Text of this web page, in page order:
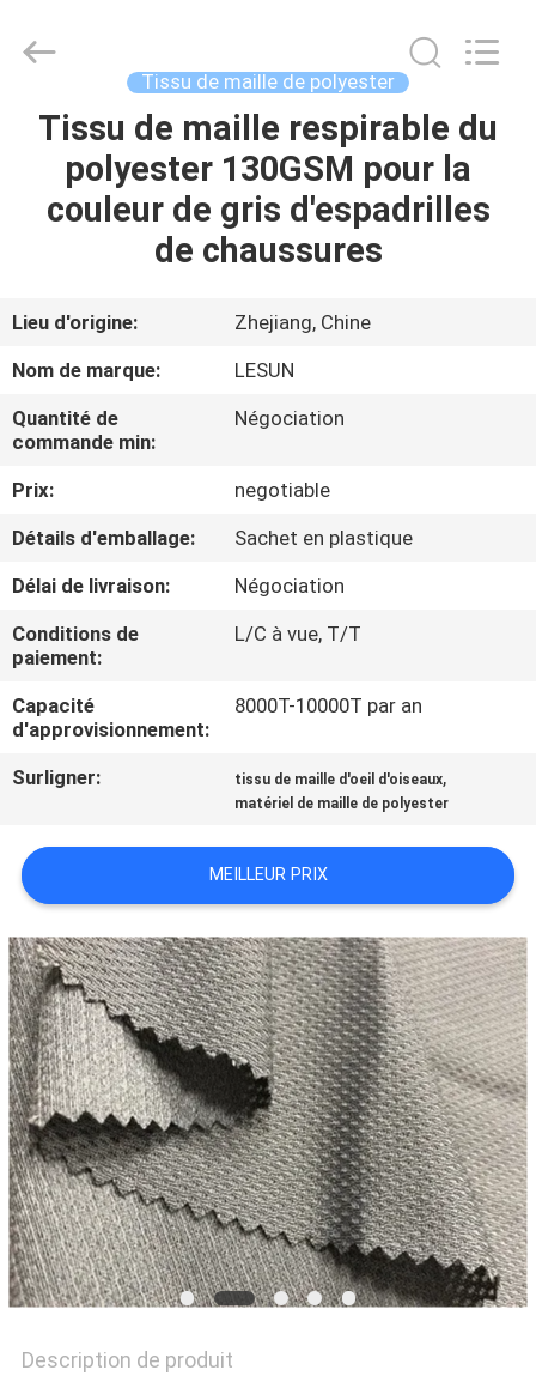
MAISON
PRODUITS
SUJET
DE
NOUS
VISITE
D'USINE
CONTRÔLE
DE
QUALITÉ
CONTACTEZ-
NOUS
NOUVELLES
DEMANDEZ
UNE
CITATION
PLAN
DU
SITE
PRIVACY
POLICY
Textile
Technology
Tissu de maille de polyester
Tissu de maille respirable du
polyester 130GSM pour la
couleur de gris d'espadrilles
de chaussures
Lieu d'origine:
Zhejiang, Chine
Nom de marque:
LESUN
Quantité de
commande min:
Négociation
Prix:
negotiable
Détails d'emballage:
Sachet en plastique
Délai de livraison:
Négociation
Conditions de
paiement:
L/C à vue, T/T
Capacité
d'approvisionnement:
8000T-10000T par an
Surligner: tissu de maille d'oeil d'oiseaux,
matériel de maille de polyester
MEILLEUR PRIX
Description de produit